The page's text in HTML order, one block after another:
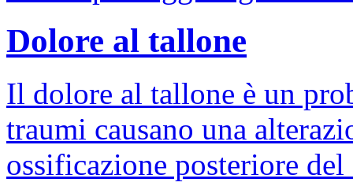
Dolore al tallone
Il dolore al tallone è un
traumi causano una
ossificazione posteriore del